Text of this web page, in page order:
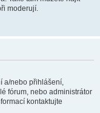
moderují.
a/nebo přihlášení,
fórum, nebo administrátor
kontaktujte